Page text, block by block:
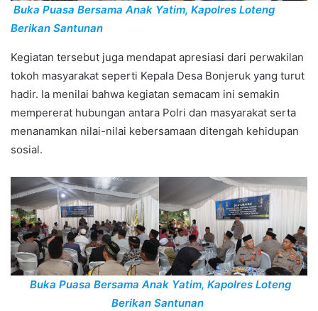
Buka Puasa Bersama Anak Yatim, Kapolres Loteng
Berikan Santunan
Kegiatan tersebut juga mendapat apresiasi dari perwakilan
tokoh masyarakat seperti Kepala Desa Bonjeruk yang turut
hadir. Ia menilai bahwa kegiatan semacam ini semakin
mempererat hubungan antara Polri dan masyarakat serta
menanamkan nilai-nilai kebersamaan ditengah kehidupan
sosial.
Buka Puasa Bersama Anak Yatim, Kapolres Loteng
Berikan Santunan